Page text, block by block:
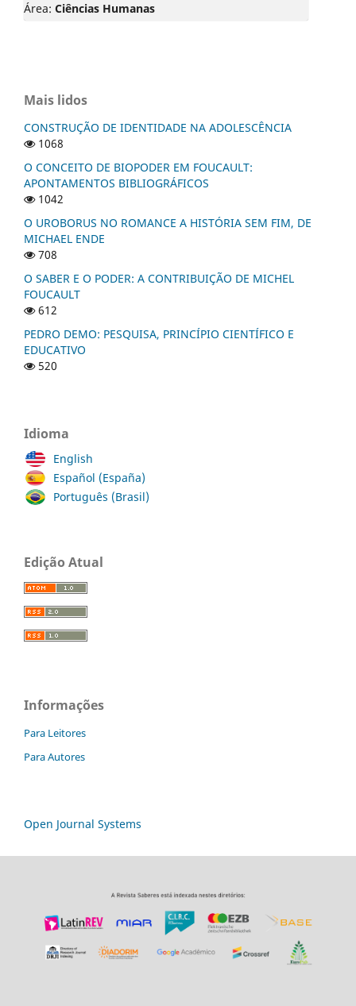
Área: Ciências Humanas
Mais lidos
CONSTRUÇÃO DE IDENTIDADE NA ADOLESCÊNCIA
1068
O CONCEITO DE BIOPODER EM FOUCAULT:
APONTAMENTOS BIBLIOGRÁFICOS
1042
O UROBORUS NO ROMANCE A HISTÓRIA SEM FIM, DE
MICHAEL ENDE
708
O SABER E O PODER: A CONTRIBUIÇÃO DE MICHEL
FOUCAULT
612
PEDRO DEMO: PESQUISA, PRINCÍPIO CIENTÍFICO E
EDUCATIVO
520
Idioma
English
Español (España)
Português (Brasil)
Edição Atual
Informações
Para Leitores
Para Autores
Open Journal Systems